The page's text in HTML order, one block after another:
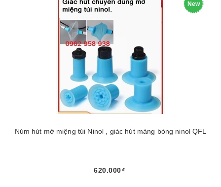
New
Núm hút mở miệng túi Ninol , giác hút màng bóng ninol QFL
620.000₫